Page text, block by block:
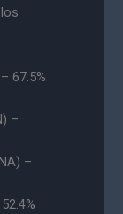
67.5%
–
–